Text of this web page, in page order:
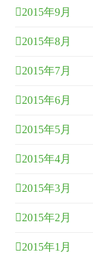
2015年9月
2015年8月
2015年7月
2015年6月
2015年5月
2015年4月
2015年3月
2015年2月
2015年1月